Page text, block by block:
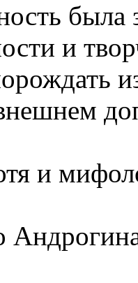
была
и
и